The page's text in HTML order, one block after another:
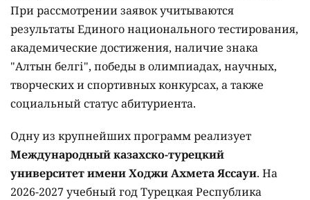
При рассмотрении заявок учитываются
результаты Единого национального тестирования,
академические достижения, наличие знака
"Алтын белгі", победы в олимпиадах, научных,
творческих и спортивных конкурсах, а также
социальный статус абитуриента.
Одну из крупнейших программ реализует
Международный казахско-турецкий
университет имени Ходжи Ахмета Яссауи. На
2026-2027 учебный год Турецкая Республика